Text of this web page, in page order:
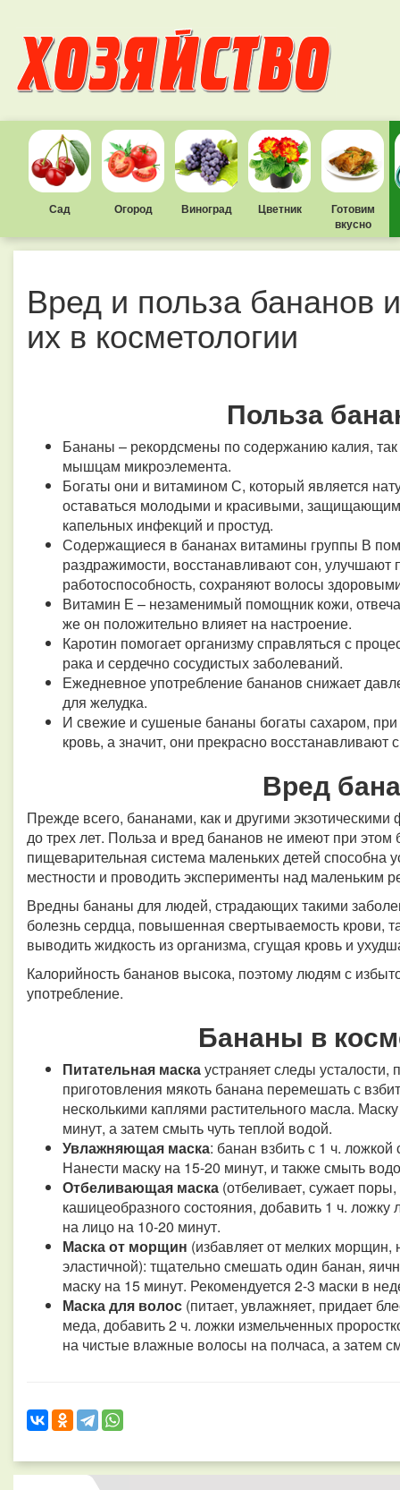
Сад Огород Виноград Цветник
Готовим
вкусно
Вред и польза бананов
их в косметологии
Польза
Бананы – рекордсмены по содержанию калия,
мышцам микроэлемента.
Богаты они и витамином С, который является
оставаться молодыми и красивыми,
капельных инфекций и простуд.
Содержащиеся в бананах витамины группы В
раздражимости, восстанавливают сон,
работоспособность, сохраняют волосы
Витамин Е – незаменимый помощник кожи,
же он положительно влияет на настроение.
Каротин помогает организму справляться с
рака и сердечно сосудистых заболеваний.
Ежедневное употребление бананов снижает
для желудка.
И свежие и сушеные бананы богаты сахаром,
кровь, а значит, они прекрасно
Вред
Прежде всего, бананами, как и другими
до трех лет. Польза и вред бананов не имеют при этом
пищеварительная система маленьких детей способна
местности и проводить эксперименты над маленьким
Вредны бананы для людей, страдающих такими
болезнь сердца, повышенная свертываемость крови,
выводить жидкость из организма, сгущая кровь и
Калорийность бананов высока, поэтому людям с
употребление.
Бананы в
Питательная маскаустраняет следы
приготовления мякоть банана перемешать с
несколькими каплями растительного масла.
минут, а затем смыть чуть теплой водой.
Увлажняющая маска: банан взбить с 1 ч.
Нанести маску на 15-20 минут, и также смыть
Отбеливающая маска (отбеливает, сужает
кашицеобразного состояния, добавить 1 ч.
на лицо на 10-20 минут.
Маска от морщин (избавляет от мелких
эластичной): тщательно смешать один банан,
маску на 15 минут. Рекомендуется 2-3 маски в
Маска для волос (питает, увлажняет, придает
меда, добавить 2 ч. ложки измельченных
на чистые влажные волосы на полчаса, а затем